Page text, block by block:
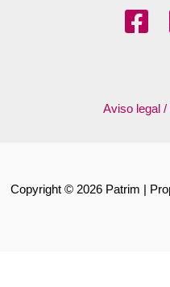
Aviso legal /
Copyright © 2026 Patrim |